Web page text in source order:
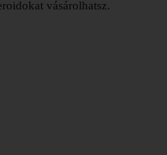
vásárolhatsz.